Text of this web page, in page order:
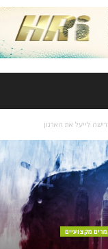
לייעל את הארגון
מקצועיים